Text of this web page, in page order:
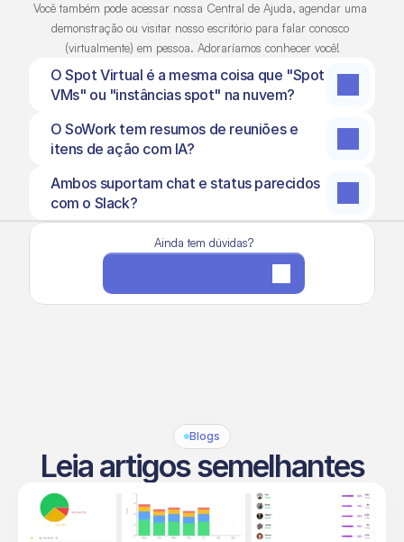
Você também pode acessar nossa Central de Ajuda, agendar uma
demonstração ou visitar nosso escritório para falar conosco
(virtualmente) em pessoa. Adoraríamos conhecer você!
O Spot Virtual é a mesma coisa que "Spot
VMs" ou "instâncias spot" na nuvem?
O SoWork tem resumos de reuniões e
itens de ação com IA?
Ambos suportam chat e status parecidos
com o Slack?
Ainda tem dúvidas?
Blogs
Leia artigos semelhantes